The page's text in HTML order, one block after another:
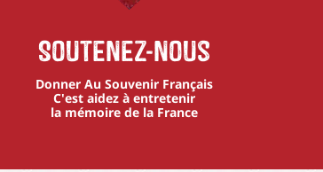
Soutenez-nous
Donner Au Souvenir Français
C'est aidez à entretenir
la mémoire de la France